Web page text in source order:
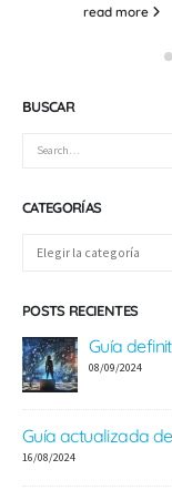
read more
BUSCAR
CATEGORÍAS
POSTS RECIENTES
Guía
08/09/2024
Guía actualizada
16/08/2024